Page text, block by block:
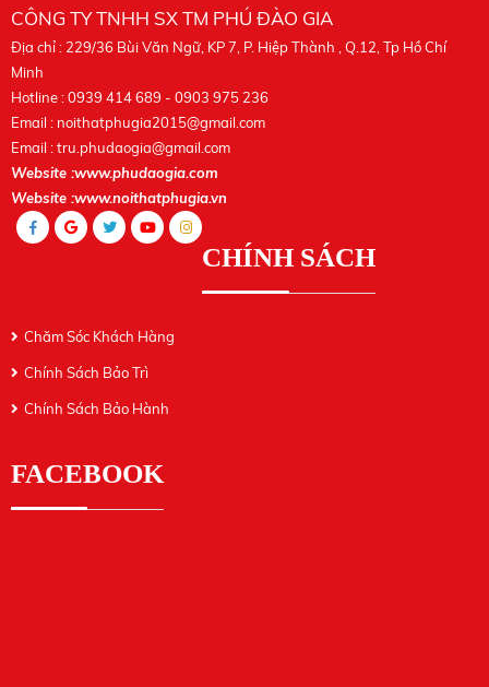
CÔNG TY TNHH SX TM PHÚ ĐÀO GIA
Địa chỉ : 229/36 Bùi Văn Ngữ, KP 7, P. Hiệp Thành , Q.12, Tp Hồ Chí
Minh
Hotline : 0939 414 689 - 0903 975 236
Email : noithatphugia2015@gmail.com
Email :tru.phudaogia@gmail.com
Website :www.phudaogia.com
Website :www.noithatphugia.vn
CHÍNH SÁCH
Chăm Sóc Khách Hàng
Chính Sách Bảo Trì
Chính Sách Bảo Hành
FACEBOOK